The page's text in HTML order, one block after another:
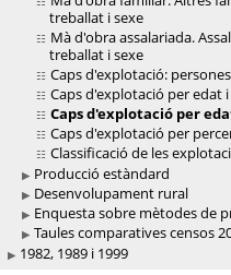
treballat i sexe
Mà d'obra assalariada.
treballat i sexe
Caps d'explotació:
Caps d'explotació per edat
Caps d'explotació per
Caps d'explotació per
Classificació de les
Producció estàndard
Desenvolupament rural
Enquesta sobre mètodes de
Taules comparatives censos
1982, 1989 i 1999